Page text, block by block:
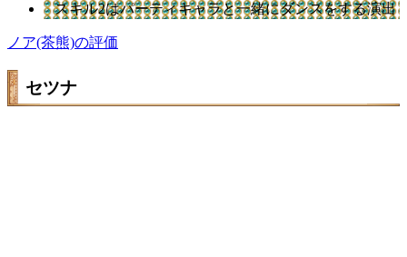
スキル2はパーティキャラと一緒にダンスをする演出
ノア(茶熊)の評価
セツナ